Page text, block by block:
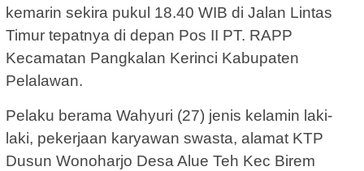
kemarin sekira pukul 18.40 WIB di Jalan Lintas
Timur tepatnya di depan Pos II PT. RAPP
Kecamatan Pangkalan Kerinci Kabupaten
Pelalawan.
Pelaku berama Wahyuri (27) jenis kelamin laki-
laki, pekerjaan karyawan swasta, alamat KTP
Dusun Wonoharjo Desa Alue Teh Kec Birem